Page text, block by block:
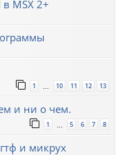
MSX 2+
1 10 11 12 13
и ни о чем.
1 5 6 7 8
и микрух